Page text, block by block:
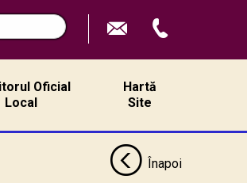
Oficial
Local
Hartă
Site
Înapoi